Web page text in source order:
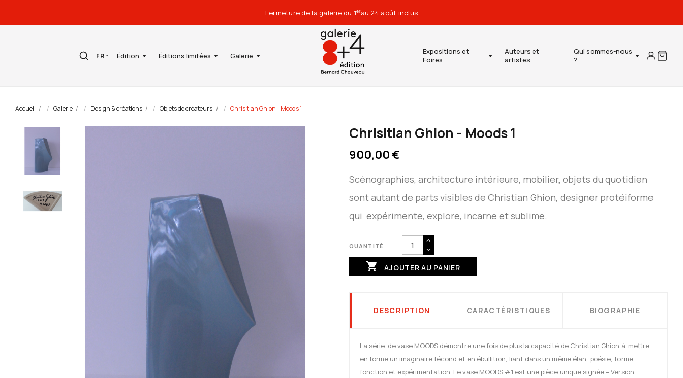
Fermeture de la galerie du 1erau 24 août inclus
FR Édition Éditions limitées Galerie
Expositions et
Foires
Auteurs et
artistes
Qui sommes-nous
?
Accueil Galerie Design & créations Objets de créateurs Chrisitian Ghion - Moods 1
Chrisitian Ghion - Moods 1
900,00 €
Scénographies, architecture intérieure, mobilier, objets du quotidien
sont autant de parts visibles de Christian Ghion, designer protéiforme
qui expérimente, explore, incarne et sublime.
QUANTITÉ
 AJOUTER AU PANIER
DESCRIPTION CARACTÉRISTIQUES BIOGRAPHIE
La série de vase MOODS démontre une fois de plus la capacité de Christian Ghion à mettre
en forme un imaginaire fécond et en ébullition, liant dans un même élan, poésie, forme,
fonction et expérimentation. Le vase MOODS #1 est une pièce unique signée – Version